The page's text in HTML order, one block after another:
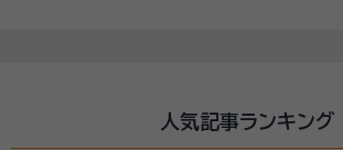
人気記事ランキング